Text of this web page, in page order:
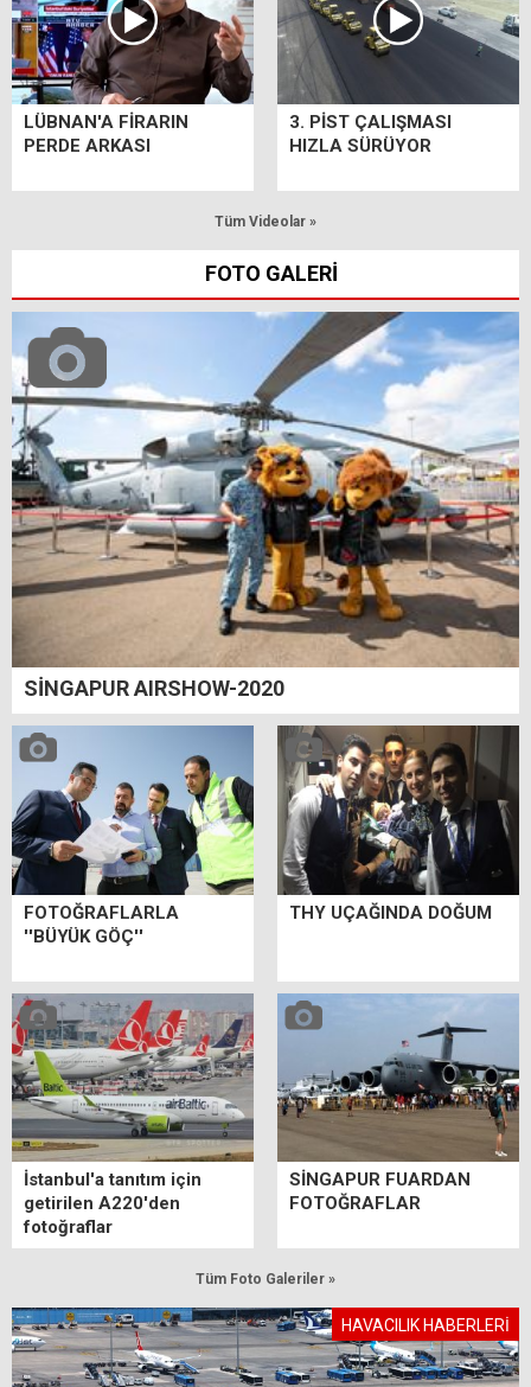
LÜBNAN'A FİRARIN
PERDE ARKASI
3. PİST ÇALIŞMASI
HIZLA SÜRÜYOR
Tüm Videolar »
FOTO GALERİ
SİNGAPUR AIRSHOW-2020
FOTOĞRAFLARLA
''BÜYÜK GÖÇ''
THY UÇAĞINDA DOĞUM
İstanbul'a tanıtım için
getirilen A220'den
fotoğraflar
SİNGAPUR FUARDAN
FOTOĞRAFLAR
Tüm Foto Galeriler »
HAVACILIK HABERLERİ